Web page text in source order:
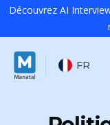
Découvrez AI
FR